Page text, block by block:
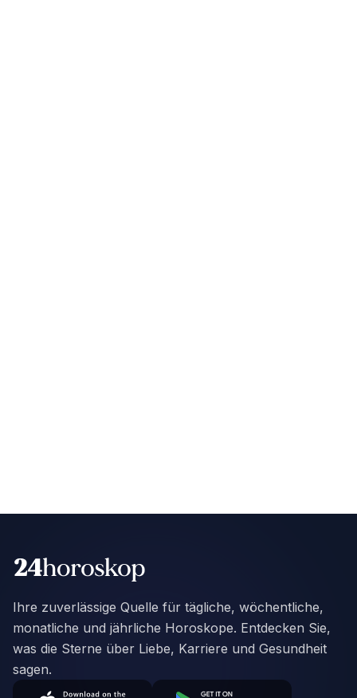
Ihre zuverlässige Quelle für tägliche, wöchentliche,
monatliche und jährliche Horoskope. Entdecken Sie,
was die Sterne über Liebe, Karriere und Gesundheit
sagen.